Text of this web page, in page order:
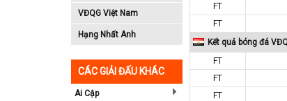
VĐQG Việt Nam
Hạng Nhất Anh
CÁC GIẢI ĐẤU KHÁC
Ai Cập
FT
FT
Kết quả bóng đá
FT
FT
FT